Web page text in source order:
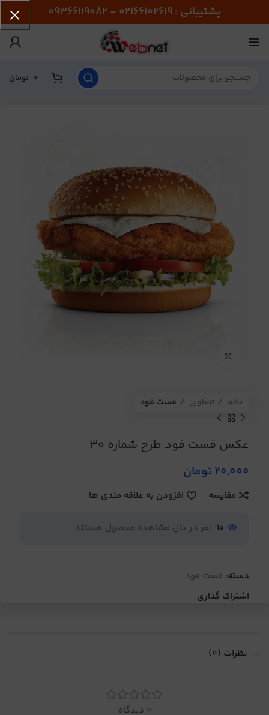
پشتیبانی : 02166102619 - 09366119082
0 تومان
خانه تصاویر فست فود
عکس فست فود طرح شماره 30
20,000تومان
مقایسه افزودن به علاقه مندی ها
10 نفر در حال مشاهده محصول هستند
دسته: فست فود
اشتراک گذاری
نظرات (0)
0 دیدگاه